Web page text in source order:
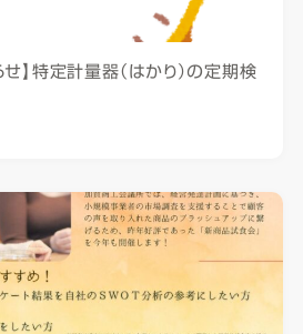
】特定計量器（はかり）の定期検